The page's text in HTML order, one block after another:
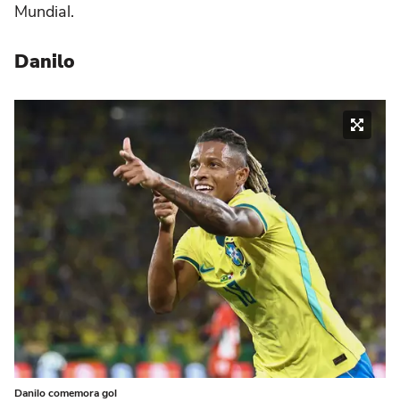
Mundial.
Danilo
Danilo comemora gol